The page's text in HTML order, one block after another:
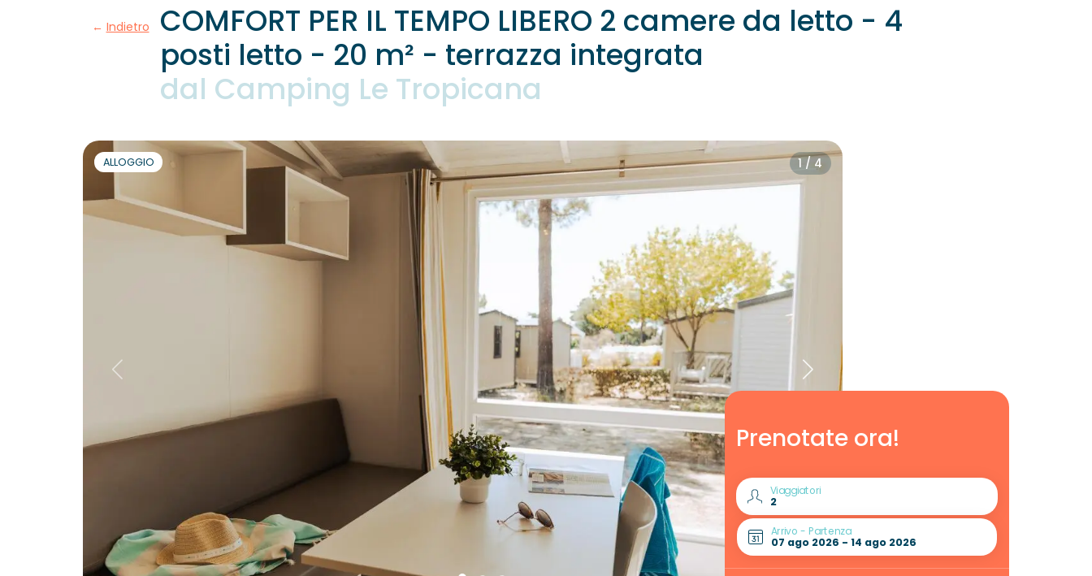
Indietro
COMFORT PER IL TEMPO LIBERO 2 camere da letto - 4
posti letto - 20 m² - terrazza integrata
dal Camping Le Tropicana
Prenotate ora!
Viaggiatori
Arrivo - Partenza
1 / 4
ALLOGGIO